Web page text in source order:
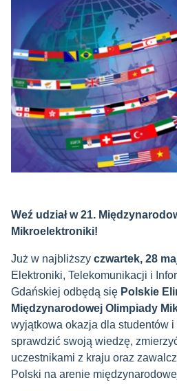
Weź udział w 21.
Mikroelektroniki!
Już w najbliższy czwartek, 28
Elektroniki, Telekomunikacji i
Gdańskiej odbędą się Polskie
Międzynarodowej Olimpiady
wyjątkowa okazja dla studentów i
sprawdzić swoją wiedzę,
uczestnikami z kraju oraz
Polski na arenie